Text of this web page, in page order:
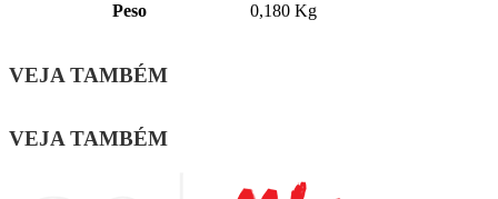
Peso
0,180 Kg
VEJA TAMBÉM
VEJA TAMBÉM